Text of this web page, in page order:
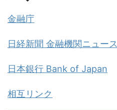
金融庁
日経新聞 金融機関ニュース
日本銀行 Bank of Japan
相互リンク